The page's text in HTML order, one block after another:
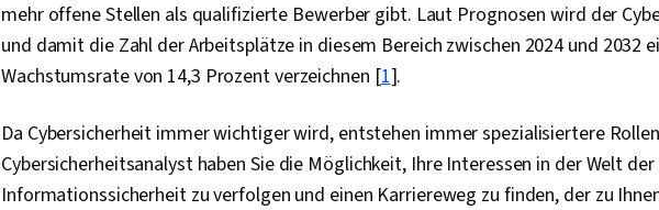
mehr offene Stellen als qualifizierte Bewerber gibt. Laut Prognosen wird der
und damit die Zahl der Arbeitsplätze in diesem Bereich zwischen 2024 und 2032
Wachstumsrate von 14,3 Prozent verzeichnen [1].
Da Cybersicherheit immer wichtiger wird, entstehen immer spezialisiertere
Cybersicherheitsanalyst haben Sie die Möglichkeit, Ihre Interessen in der Welt der
Informationssicherheit zu verfolgen und einen Karriereweg zu finden, der zu